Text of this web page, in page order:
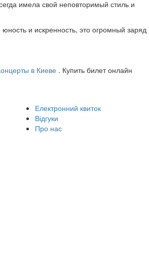
имела свой неповторимый стиль и
и искренность, это огромный заряд
в Киеве . Купить билет онлайн
Електронний квиток
Відгуки
Про нас